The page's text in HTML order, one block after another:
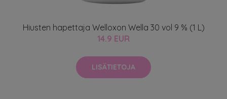
Hiusten hapettaja Welloxon Wella 30 vol 9 % (1 L)
14.9 EUR
LISÄTIETOJA